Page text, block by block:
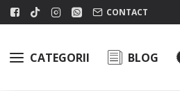
CONTACT
CATEGORII BLOG